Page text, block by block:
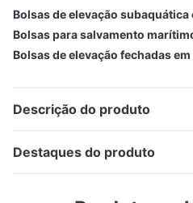
Bolsas de elevação
Bolsas para salvamento
Bolsas de elevação fechadas
Descrição do produto
de travesseiro para
Destaques do produto